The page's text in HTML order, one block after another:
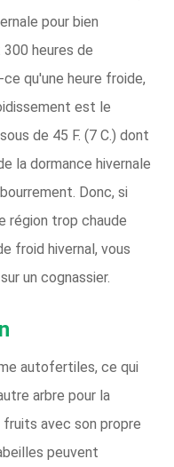
pour bien
heures de
qu'une heure froide,
est le
de 45 F. (7 C.) dont
la dormance hivernale
Donc, si
région trop chaude
froid hivernal, vous
un cognassier.
autofertiles, ce qui
arbre pour la
avec son propre
peuvent